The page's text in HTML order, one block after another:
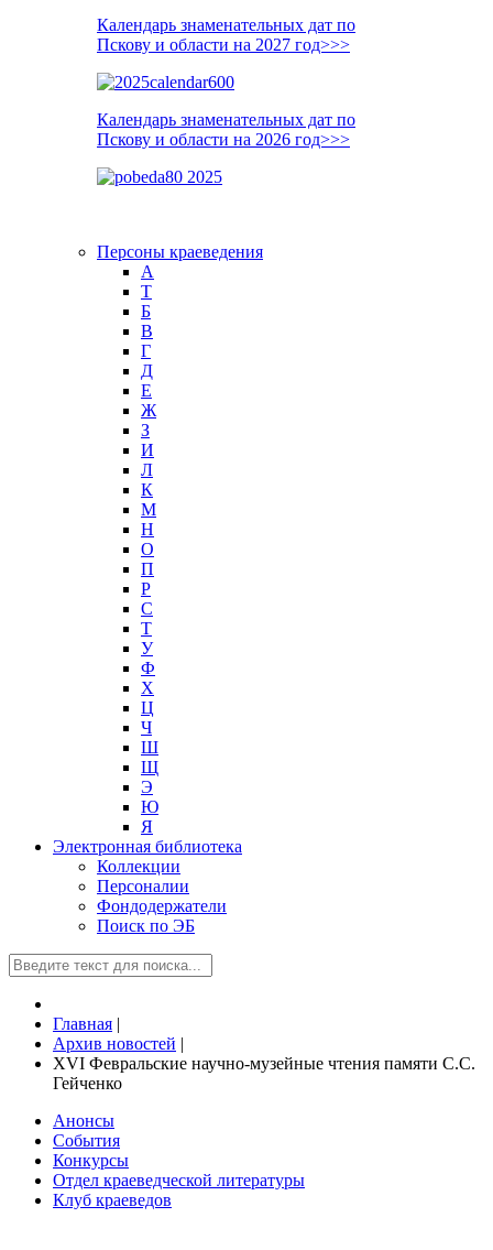
Календарь знаменательных дат по
Пскову и области на 2027 год>>>
Календарь знаменательных дат по
Пскову и области на 2026 год>>>
Персоны краеведения
А
T
Б
В
Г
Д
Е
Ж
З
И
Л
К
М
Н
О
П
Р
С
Т
У
Ф
Х
Ц
Ч
Ш
Щ
Э
Ю
Я
Электронная библиотека
Коллекции
Персоналии
Фондодержатели
Поиск по ЭБ
Главная |
Архив новостей |
ХVI Февральские научно-музейные чтения памяти С.С.
Гейченко
Анонсы
События
Конкурсы
Отдел краеведческой литературы
Клуб краеведов